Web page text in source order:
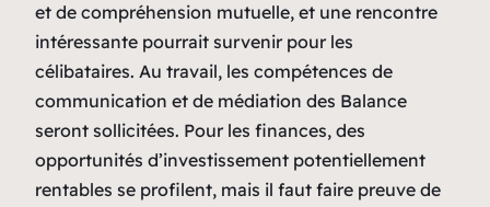
et de compréhension mutuelle, et une rencontre
intéressante pourrait survenir pour les
célibataires. Au travail, les compétences de
communication et de médiation des Balance
seront sollicitées. Pour les finances, des
opportunités d’investissement potentiellement
rentables se profilent, mais il faut faire preuve de